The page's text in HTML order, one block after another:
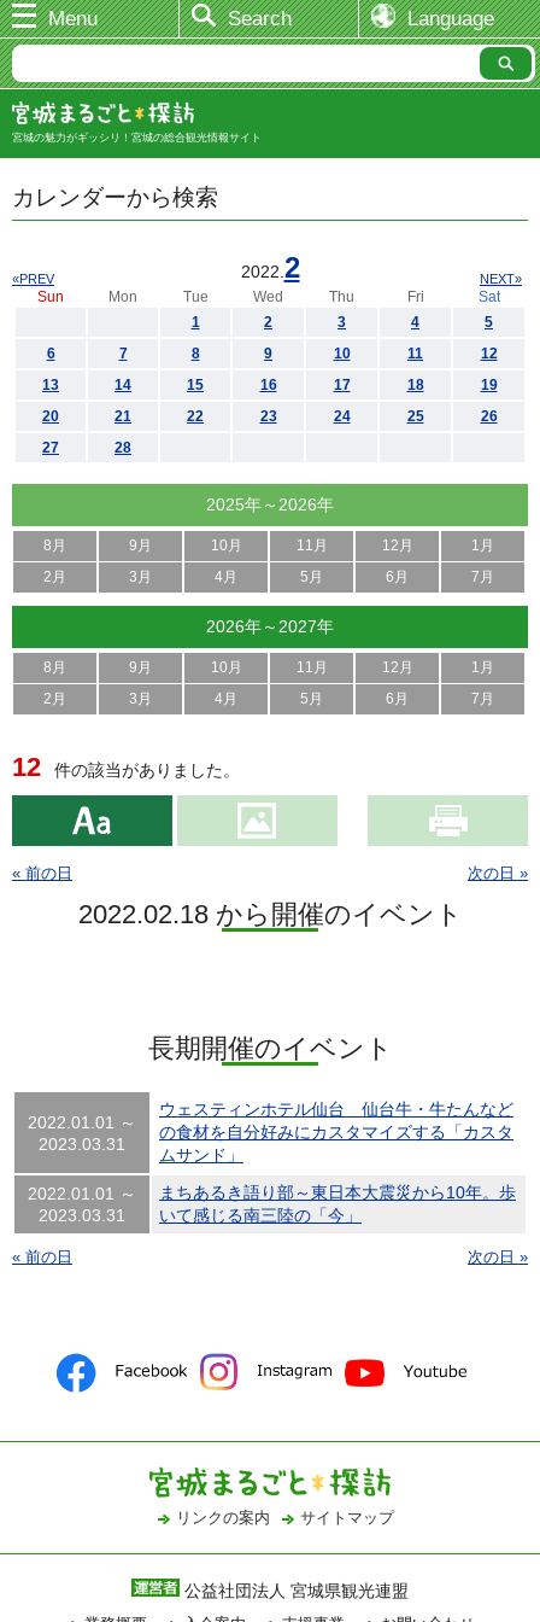
Menu Search Language
宮城の魅力がギッシリ！宮城の総合観光情報サイト
カレンダーから検索
2022. 2
«PREV NEXT»
Sun Mon Tue Wed Thu Fri
Sat
1
2 3 4
5
6
7 8 9 10 11
12
13
14 15 16 17 18
19
20
21 22 23 24 25
26
27
28
2025年～2026年
8月 9月 10月 11月 12月
1月
2月
3月 4月 5月 6月 7月
2026年～2027年
8月 9月 10月 11月 12月
1月
2月
3月 4月 5月 6月 7月
12 件の該当がありました。
« 前の日 次の日 »
2022.02.18 から開催のイベント
長期開催のイベント
2022.01.01 ～
2023.03.31
ウェスティンホテル仙台 仙台牛・牛たんなど
の食材を自分好みにカスタマイズする「カスタ
ムサンド」
2022.01.01 ～
2023.03.31
まちあるき語り部～東日本大震災から10年。歩
いて感じる南三陸の「今」
« 前の日 次の日 »
リンクの案内 サイトマップ
公益社団法人 宮城県観光連盟